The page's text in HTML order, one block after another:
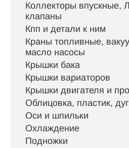
Коллекторы впускные,
клапаны
Кпп и детали к ним
Краны топливные,
масло насосы
Крышки бака
Крышки вариаторов
Крышки двигателя и
Облицовка, пластик,
Оси и шпильки
Охлаждение
Подножки